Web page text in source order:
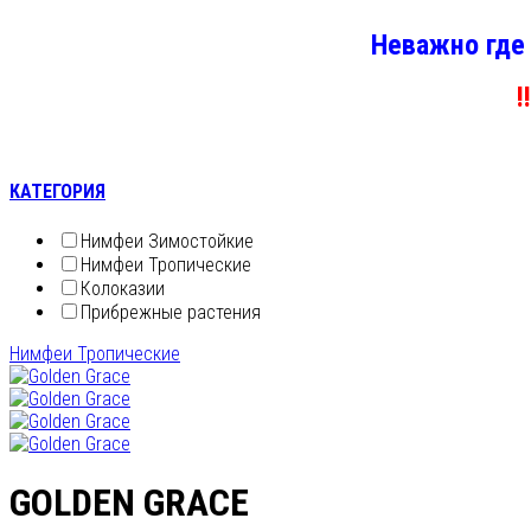
Неважно
КАТЕГОРИЯ
Нимфеи Зимостойкие
Нимфеи Тропические
Колоказии
Прибрежные растения
Нимфеи Тропические
GOLDEN GRACE